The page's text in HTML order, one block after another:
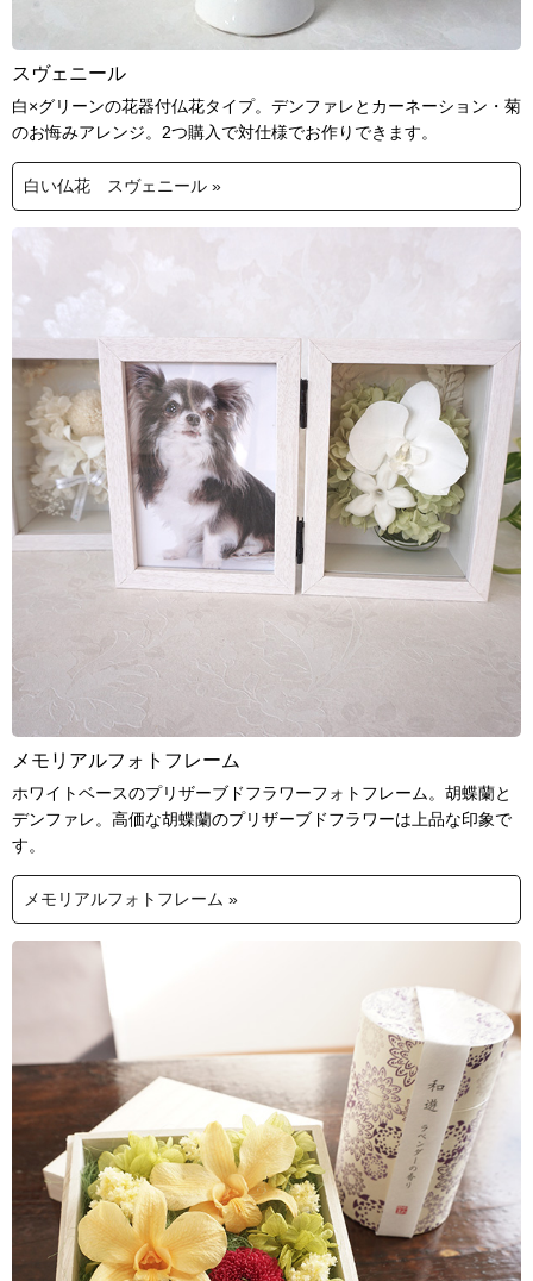
スヴェニール
白×グリーンの花器付仏花タイプ。デンファレとカーネーション・菊
のお悔みアレンジ。2つ購入で対仕様でお作りできます。
白い仏花 スヴェニール »
メモリアルフォトフレーム
ホワイトベースのプリザーブドフラワーフォトフレーム。胡蝶蘭と
デンファレ。高価な胡蝶蘭のプリザーブドフラワーは上品な印象で
す。
メモリアルフォトフレーム »